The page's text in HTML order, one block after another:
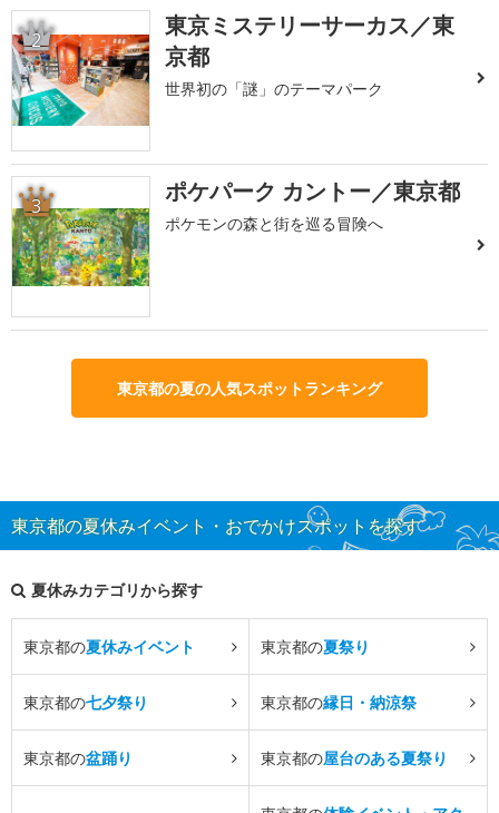
2
東京ミステリーサーカス／東
京都
世界初の「謎」のテーマパーク
3 ポケパーク カントー／東京都
ポケモンの森と街を巡る冒険へ
東京都の夏の人気スポットランキング
東京都の夏休みイベント・おでかけスポットを探す
夏休みカテゴリから探す
東京都の夏休みイベント 東京都の夏祭り
東京都の七夕祭り 東京都の縁日・納涼祭
東京都の盆踊り 東京都の屋台のある夏祭り